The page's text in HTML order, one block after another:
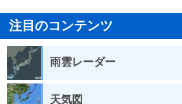
注目のコンテンツ
雨雲レーダー
天気図